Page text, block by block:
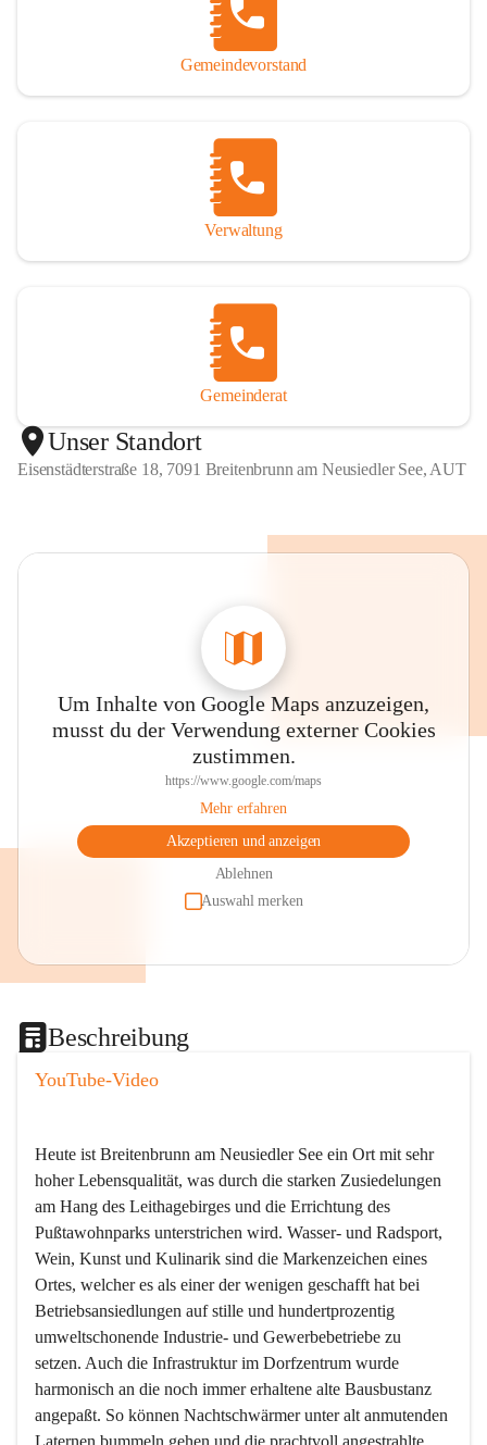
Gemeindevorstand
Verwaltung
Gemeinderat
Unser Standort
Eisenstädterstraße 18, 7091 Breitenbrunn am Neusiedler See, AUT
Um Inhalte von Google Maps anzuzeigen,
musst du der Verwendung externer Cookies
zustimmen.
https://www.google.com/maps
Mehr erfahren
Akzeptieren und anzeigen
Ablehnen
Auswahl merken
Beschreibung
YouTube-Video
Heute ist Breitenbrunn am Neusiedler See ein Ort mit sehr
hoher Lebensqualität, was durch die starken Zusiedelungen
am Hang des Leithagebirges und die Errichtung des
Pußtawohnparks unterstrichen wird. Wasser- und Radsport,
Wein, Kunst und Kulinarik sind die Markenzeichen eines
Ortes, welcher es als einer der wenigen geschafft hat bei
Betriebsansiedlungen auf stille und hundertprozentig
umweltschonende Industrie- und Gewerbebetriebe zu
setzen. Auch die Infrastruktur im Dorfzentrum wurde
harmonisch an die noch immer erhaltene alte Bausbustanz
angepaßt. So können Nachtschwärmer unter alt anmutenden
Laternen bummeln gehen und die prachtvoll angestrahlte